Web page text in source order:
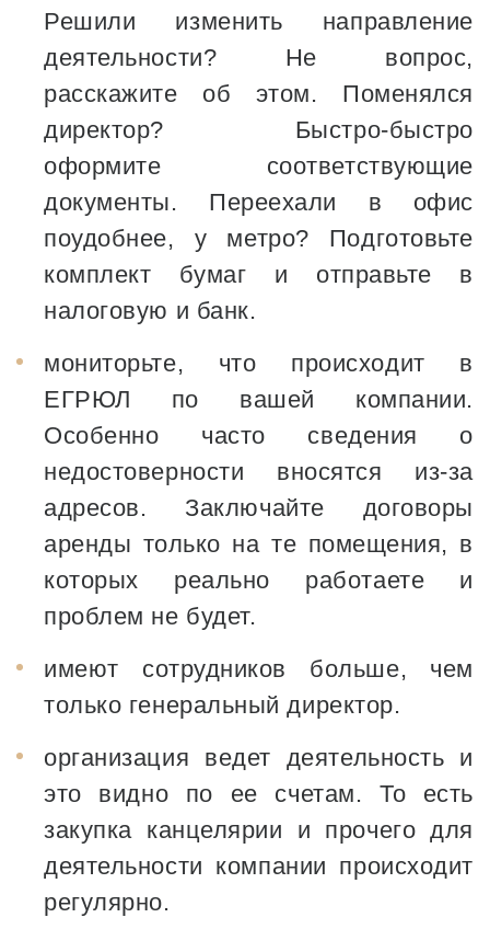
Решили изменить направление
деятельности? Не вопрос,
расскажите об этом. Поменялся
директор? Быстро-быстро
оформите соответствующие
документы. Переехали в офис
поудобнее, у метро? Подготовьте
комплект бумаг и отправьте в
налоговую и банк.
мониторьте, что происходит в
ЕГРЮЛ по вашей компании.
Особенно часто сведения о
недостоверности вносятся из-за
адресов. Заключайте договоры
аренды только на те помещения, в
которых реально работаете и
проблем не будет.
имеют сотрудников больше, чем
только генеральный директор.
организация ведет деятельность и
это видно по ее счетам. То есть
закупка канцелярии и прочего для
деятельности компании происходит
регулярно.